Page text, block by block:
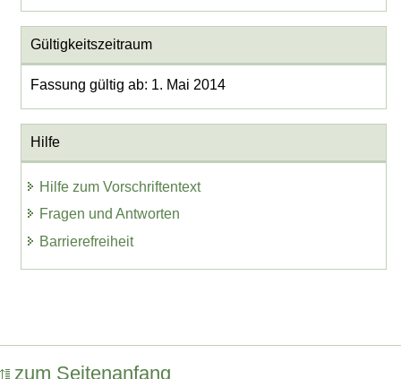
Gültigkeitszeitraum
Fassung gültig ab: 1. Mai 2014
Hilfe
Hilfe zum Vorschriftentext
Fragen und Antworten
Barrierefreiheit
zum Seitenanfang